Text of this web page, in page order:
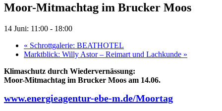
Moor-Mitmachtag im Brucker Moos
14 Juni: 11:00 - 18:00
« Schrottgalerie: BEATHOTEL
Marktblick: Willy Astor – Reimart und Lachkunde »
Klimaschutz durch Wiedervernässung:
Moor-Mitmachtag im Brucker Moos am 14.06.
www.energieagentur-ebe-m.de/Moortag